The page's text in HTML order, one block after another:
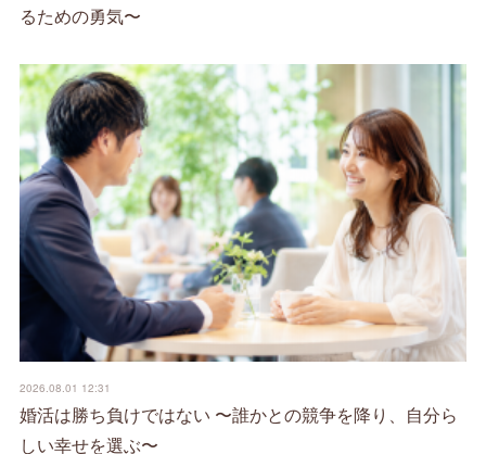
るための勇気〜
2026.08.01 12:31
婚活は勝ち負けではない 〜誰かとの競争を降り、自分ら
しい幸せを選ぶ〜